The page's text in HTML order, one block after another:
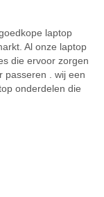
laptop
Al onze laptop
die ervoor zorgen
passeren . wij een
onderdelen die